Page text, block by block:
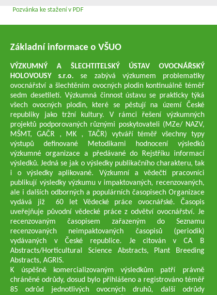
Pozvánka ke stažení v PDF
Základní informace o VŠUO
VÝZKUMNÝ A ŠLECHTITELSKÝ ÚSTAV OVOCNÁŘSKÝ
HOLOVOUSY s.r.o.se zabývá výzkumem problematiky
ovocnářství a šlechtěním ovocných plodin kontinuálně téměř
sedm desetiletí. Výzkumná činnost ústavu se prakticky týká
všech ovocných plodin, které se pěstují na území České
republiky jako tržní kultury. V rámci řešení výzkumných
projektů podporovaných různými poskytovateli (MZe/ NAZV,
MŠMT, GAČR , MK , TAČR) vytváří téměř všechny typy
výstupů definované Metodikami hodnocení výsledků
výzkumné organizace a předávané do Rejstříku informací
výsledků. Jedná se jak o výsledky publikačního charakteru, tak
i o výsledky aplikované. Výzkumní a vědečtí pracovníci
publikují výsledky výzkumu v impaktovaných, recenzovaných,
ale i dalších odborných a populárních časopisech Organizace
vydává již 60 let Vědecké práce ovocnářské. Časopis
uveřejňuje původní vědecké práce z odvětví ovocnářství. Je
recenzovaným časopisem zařazeným do Seznamu
recenzovaných neimpaktovaných časopisů (periodik)
vydávaných v České republice. Je citován v CA B
Abstracts/Horticultural Science Abstracts, Plant Breeding
Abstracts, AGRIS.
K úspěšně komercializovaným výsledkům patří právně
chráněné odrůdy, dosud bylo přihlášeno a registrováno téměř
85 odrůd jednotlivých ovocných druhů, další odrůdy